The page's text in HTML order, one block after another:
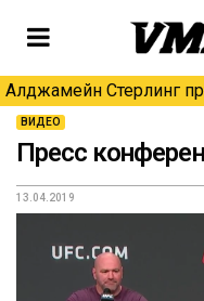
Алджамейн Стерлинг
ВИДЕО
Пресс
13.04.2019